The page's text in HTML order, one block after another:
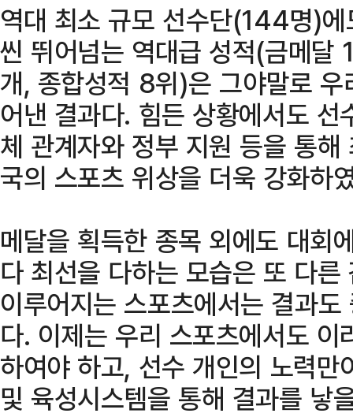
역대 최소 규모 선수단(144명)
씬 뛰어넘는 역대급 성적(금메
개, 종합성적 8위)은 그야말로 우
어낸 결과다. 힘든 상황에서도
체 관계자와 정부 지원 등을 통
국의 스포츠 위상을 더욱 강화하
메달을 획득한 종목 외에도 대회
다 최선을 다하는 모습은 또 다
이루어지는 스포츠에서는 결과
다. 이제는 우리 스포츠에서도
하여야 하고, 선수 개인의 노력
및 육성시스템을 통해 결과를 낳